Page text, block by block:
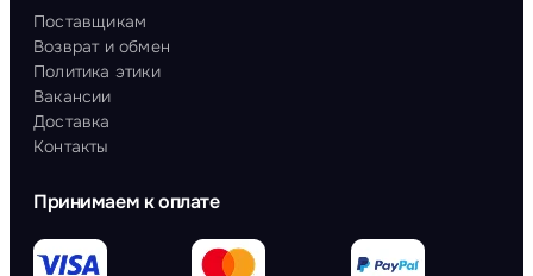
Поставщикам
Возврат и обмен
Политика этики
Вакансии
Доставка
Контакты
Принимаем к оплате